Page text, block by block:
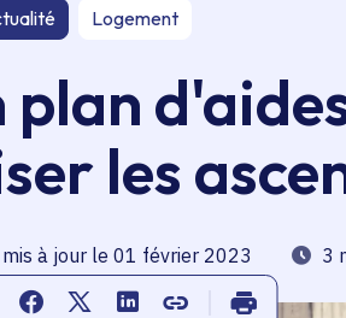
Logement
les
Partager sur Facebook
Partager sur Twitter
Partager sur Linkedin
Copier dans le
Imprimer
à jour le 01 février 2023 3